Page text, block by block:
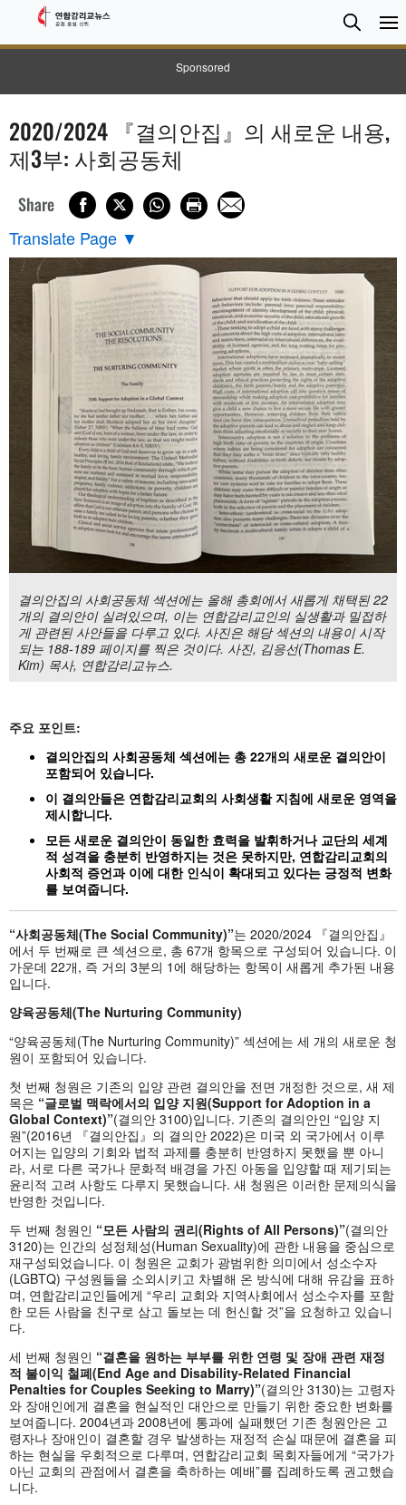
Sponsored
검
색
Search
2020/2024 『결의안집』의 새로운 내용,
제3부: 사회공동체
Share
Translate Page ▼
결의안집의 사회공동체 섹션에는 올해 총회에서 새롭게 채택된 22
개의 결의안이 실려있으며, 이는 연합감리교인의 실생활과 밀접하
게 관련된 사안들을 다루고 있다. 사진은 해당 섹션의 내용이 시작
되는 188-189 페이지를 찍은 것이다. 사진, 김응선(Thomas E.
Kim) 목사, 연합감리교뉴스.
주요 포인트:
결의안집의 사회공동체 섹션에는 총 22개의 새로운 결의안이
포함되어 있습니다.
이 결의안들은 연합감리교회의 사회생활 지침에 새로운 영역을
제시합니다.
모든 새로운 결의안이 동일한 효력을 발휘하거나 교단의 세계
적 성격을 충분히 반영하지는 것은 못하지만, 연합감리교회의
사회적 증언과 이에 대한 인식이 확대되고 있다는 긍정적 변화
를 보여줍니다.
“사회공동체(The Social Community)”는 2020/2024 『결의안집』
에서 두 번째로 큰 섹션으로, 총 67개 항목으로 구성되어 있습니다. 이
가운데 22개, 즉 거의 3분의 1에 해당하는 항목이 새롭게 추가된 내용
입니다.
양육공동체(The Nurturing Community)
“양육공동체(The Nurturing Community)” 섹션에는 세 개의 새로운 청
원이 포함되어 있습니다.
첫 번째 청원은 기존의 입양 관련 결의안을 전면 개정한 것으로, 새 제
목은 “글로벌 맥락에서의 입양 지원(Support for Adoption in a
Global Context)”(결의안 3100)입니다. 기존의 결의안인 “입양 지
원”(2016년 『결의안집』의 결의안 2022)은 미국 외 국가에서 이루
어지는 입양의 기회와 법적 과제를 충분히 반영하지 못했을 뿐 아니
라, 서로 다른 국가나 문화적 배경을 가진 아동을 입양할 때 제기되는
윤리적 고려 사항도 다루지 못했습니다. 새 청원은 이러한 문제의식을
반영한 것입니다.
두 번째 청원인 “모든 사람의 권리(Rights of All Persons)”(결의안
3120)는 인간의 성정체성(Human Sexuality)에 관한 내용을 중심으로
재구성되었습니다. 이 청원은 교회가 광범위한 의미에서 성소수자
(LGBTQ) 구성원들을 소외시키고 차별해 온 방식에 대해 유감을 표하
며, 연합감리교인들에게 “우리 교회와 지역사회에서 성소수자를 포함
한 모든 사람을 친구로 삼고 돌보는 데 헌신할 것”을 요청하고 있습니
다.
세 번째 청원인 “결혼을 원하는 부부를 위한 연령 및 장애 관련 재정
적 불이익 철폐(End Age and Disability-Related Financial
Penalties for Couples Seeking to Marry)”(결의안 3130)는 고령자
와 장애인에게 결혼을 현실적인 대안으로 만들기 위한 중요한 변화를
보여줍니다. 2004년과 2008년에 통과에 실패했던 기존 청원안은 고
령자나 장애인이 결혼할 경우 발생하는 재정적 손실 때문에 결혼을 피
하는 현실을 우회적으로 다루며, 연합감리교회 목회자들에게 “국가가
아닌 교회의 관점에서 결혼을 축하하는 예배”를 집례하도록 권고했습
니다.